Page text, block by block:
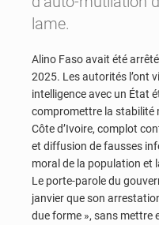
lame.
Alino Faso avait été
2025. Les autorités l’ont
intelligence avec un État
compromettre la stabilité
Côte d’Ivoire, complot
et diffusion de fausses
moral de la population et
Le porte-parole du
janvier que son
due forme », sans mettre